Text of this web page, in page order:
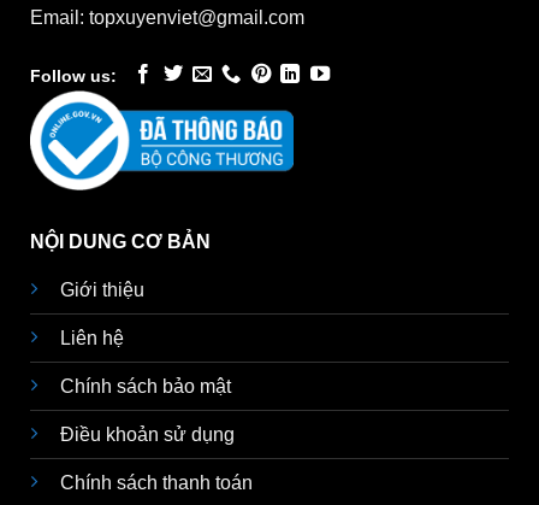
Email: topxuyenviet@gmail.com
Follow us:
NỘI DUNG CƠ BẢN
Giới thiệu
Liên hệ
Chính sách bảo mật
Điều khoản sử dụng
Chính sách thanh toán